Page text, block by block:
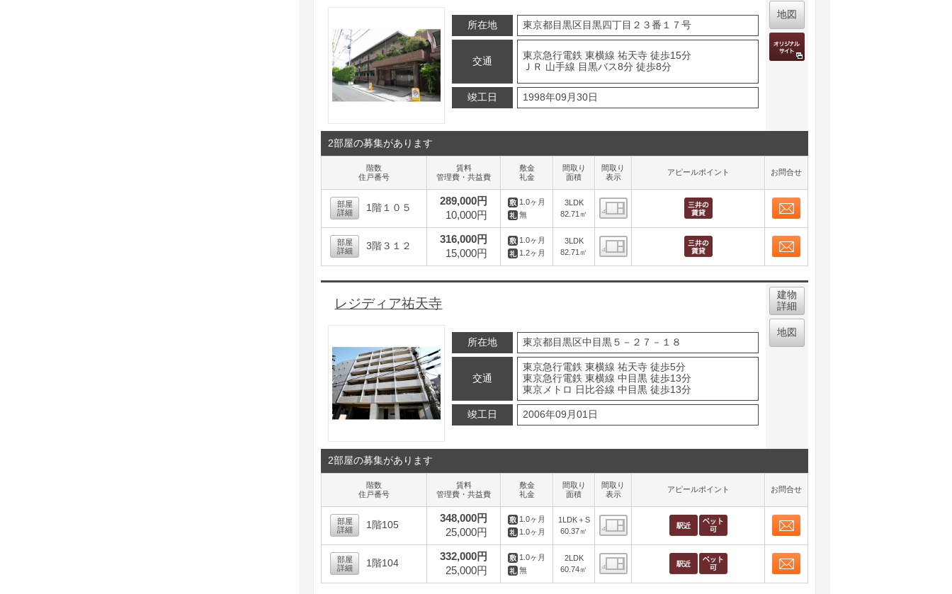
所在地 東京都目黒区目黒四丁目２３番１７号
交通
東京急行電鉄 東横線 祐天寺 徒歩15分
ＪＲ 山手線 目黒バス8分 徒歩8分
竣工日 1998年09月30日
地図
2部屋の募集があります
階数
住戸番号
賃料
管理費・共益費
敷金
礼金
間取り
面積
間取り
表示
アピールポイント お問合せ
部屋
詳細
1階１０５
289,000円
10,000円
1.0ヶ月
無
3LDK
82.71㎡
間取り表示
部屋
詳細
3階３１２
316,000円
15,000円
1.0ヶ月
1.2ヶ月
3LDK
82.71㎡
間取り表示
レジディア祐天寺
所在地 東京都目黒区中目黒５－２７－１８
交通
東京急行電鉄 東横線 祐天寺 徒歩5分
東京急行電鉄 東横線 中目黒 徒歩13分
東京メトロ 日比谷線 中目黒 徒歩13分
竣工日 2006年09月01日
建物
詳細
地図
2部屋の募集があります
階数
住戸番号
賃料
管理費・共益費
敷金
礼金
間取り
面積
間取り
表示
アピールポイント お問合せ
部屋
詳細
1階105
348,000円
25,000円
1.0ヶ月
1.0ヶ月
1LDK＋S
60.37㎡
間取り表示
部屋
詳細
1階104
332,000円
25,000円
1.0ヶ月
無
2LDK
60.74㎡
間取り表示